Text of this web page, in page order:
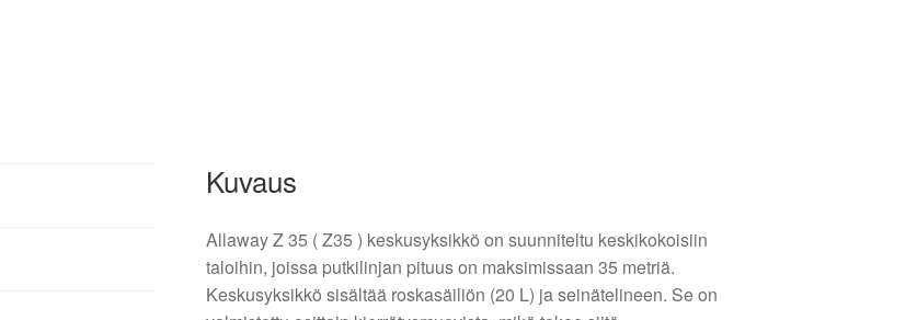
Kuvaus
Allaway Z 35 ( Z35 ) keskusyksikkö on suunniteltu keskikokoisiin
taloihin, joissa putkilinjan pituus on maksimissaan 35 metriä.
Keskusyksikkö sisältää roskasäiliön (20 L) ja seinätelineen. Se on